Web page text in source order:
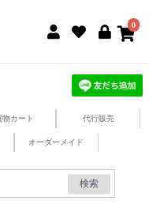
0
物カート 代行販売
オーダーメイド
検索